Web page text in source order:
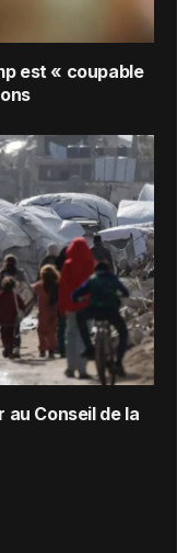
est « coupable
au Conseil de la